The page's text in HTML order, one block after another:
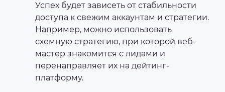
Успех будет зависеть от стабильности
доступа к свежим аккаунтам и стратегии.
Например, можно использовать
схемную стратегию, при которой веб-
мастер знакомится с лидами и
перенаправляет их на дейтинг-
платформу.